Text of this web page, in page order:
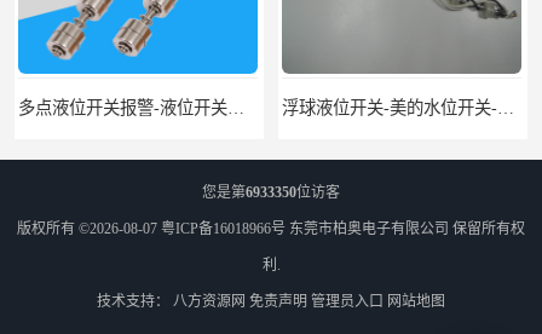
不锈钢浮球液位开关厂家-柏奥
您是第6933350位访客
版权所有 ©2026-08-07 粤ICP备16018966号 东莞市柏奥电子有限公司 保留所有权
利.
技术支持： 八方资源网 免责声明 管理员入口 网站地图